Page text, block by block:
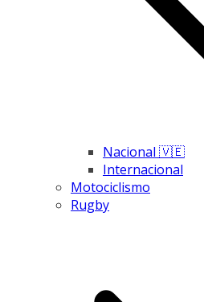
Nacional 🇻🇪
Internacional
Motociclismo
Rugby